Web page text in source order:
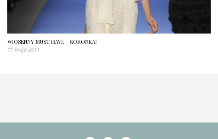
WIOSENNY MUST HAVE – KORONKA!
11 maja 2011